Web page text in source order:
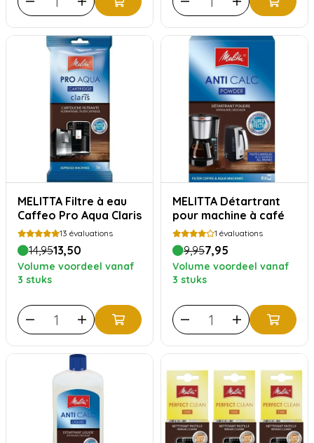
MELITTA Filtre à eau
Caffeo Pro Aqua Claris
13 évaluations
14,9513,50
Volume voordeel vanaf
3 stuks
MELITTA Détartrant
pour machine à café
1 évaluations
9,957,95
Volume voordeel vanaf
3 stuks